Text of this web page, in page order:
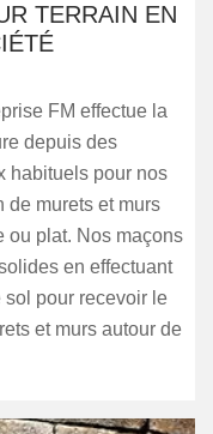
TERRAIN EN
FM effectue la
depuis des
habituels pour nos
de murets et murs
ou plat. Nos maçons
en effectuant
sol pour recevoir le
et murs autour de